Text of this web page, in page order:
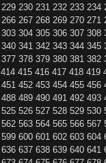
229 230 231 232 233 234
266 267 268 269 270 271
303 304 305 306 307 308
340 341 342 343 344 345
377 378 379 380 381 382
414 415 416 417 418 419
451 452 453 454 455 456
488 489 490 491 492 493
525 526 527 528 529 530
562 563 564 565 566 567
599 600 601 602 603 604
636 637 638 639 640 641